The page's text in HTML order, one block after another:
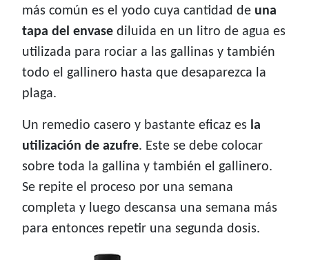
más común es el yodo cuya cantidad de una
tapa del envase diluida en un litro de agua es
utilizada para rociar a las gallinas y también
todo el gallinero hasta que desaparezca la
plaga.
Un remedio casero y bastante eficaz es la
utilización de azufre. Este se debe colocar
sobre toda la gallina y también el gallinero.
Se repite el proceso por una semana
completa y luego descansa una semana más
para entonces repetir una segunda dosis.